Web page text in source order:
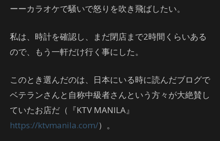
ーーカラオケで騒いで怒りを吹き飛ばしたい。
私は、時計を確認し、まだ閉店まで2時間くらいある
ので、もう一軒だけ行く事にした。
このとき選んだのは、日本にいる時に読んだブログで
ベテランさんと自称中級者さんという方々が大絶賛し
ていたお店だ（『KTV MANILA』
https://ktvmanila.com/）。